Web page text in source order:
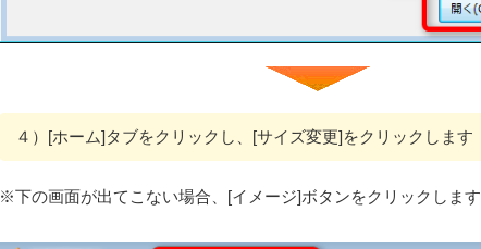
４）[ホーム]タブをクリックし、[サイズ変更]をクリックします
※下の画面が出てこない場合、[イメージ]ボタンをクリックします